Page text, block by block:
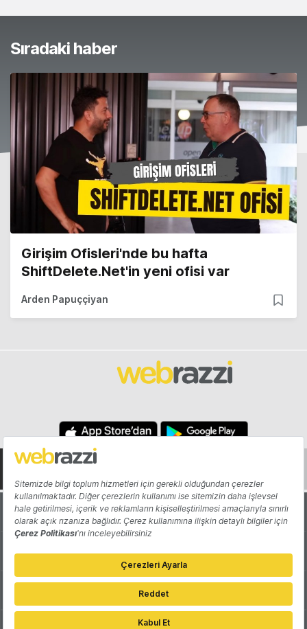
Sıradaki haber
Girişim Ofisleri'nde bu hafta
ShiftDelete.Net'in yeni ofisi var
Arden Papuççiyan
Hakkında Yazarlar
Katkıda Bulun Reklam